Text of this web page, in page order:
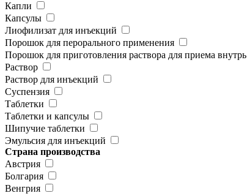
Капли
Капсулы
Лиофилизат для инъекций
Порошок для перорального применения
Порошок для приготовления раствора для приема внутрь
Раствор
Раствор для инъекций
Суспензия
Таблетки
Таблетки и капсулы
Шипучие таблетки
Эмульсия для инъекций
Страна производства
Австрия
Болгария
Венгрия